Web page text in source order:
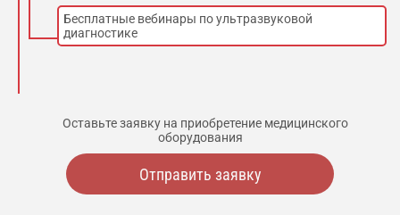
Бесплатные вебинары по ультразвуковой
диагностике
Оставьте заявку на приобретение медицинского
оборудования
Отправить заявку